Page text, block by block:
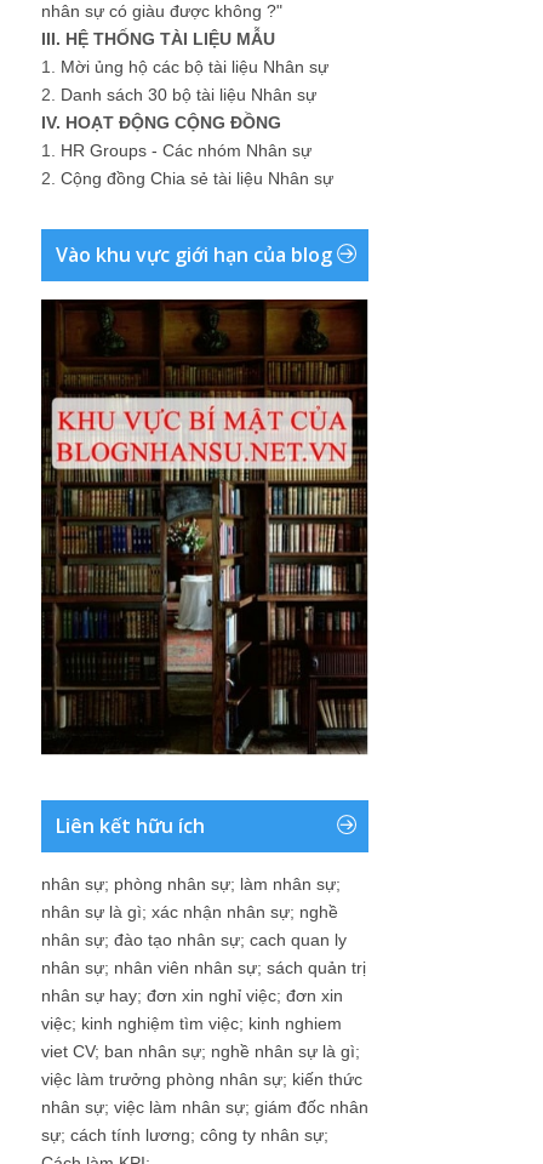
nhân sự có giàu được không ?"
III. HỆ THỐNG TÀI LIỆU MẪU
1. Mời ủng hộ các bộ tài liệu Nhân sự
2. Danh sách 30 bộ tài liệu Nhân sự
IV. HOẠT ĐỘNG CỘNG ĐỒNG
1. HR Groups - Các nhóm Nhân sự
2. Cộng đồng Chia sẻ tài liệu Nhân sự
Vào khu vực giới hạn của blog
Liên kết hữu ích
nhân sự; phòng nhân sự; làm nhân sự;
nhân sự là gì; xác nhận nhân sự; nghề
nhân sự; đào tạo nhân sự; cach quan ly
nhân sự; nhân viên nhân sự; sách quản trị
nhân sự hay; đơn xin nghỉ việc; đơn xin
việc; kinh nghiệm tìm việc; kinh nghiem
viet CV; ban nhân sự; nghề nhân sự là gì;
việc làm trưởng phòng nhân sự; kiến thức
nhân sự; việc làm nhân sự; giám đốc nhân
sự; cách tính lương; công ty nhân sự;